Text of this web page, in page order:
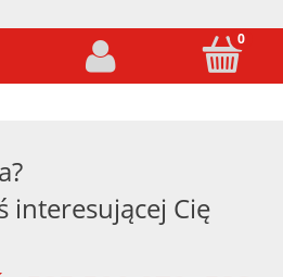
interesującej Cię